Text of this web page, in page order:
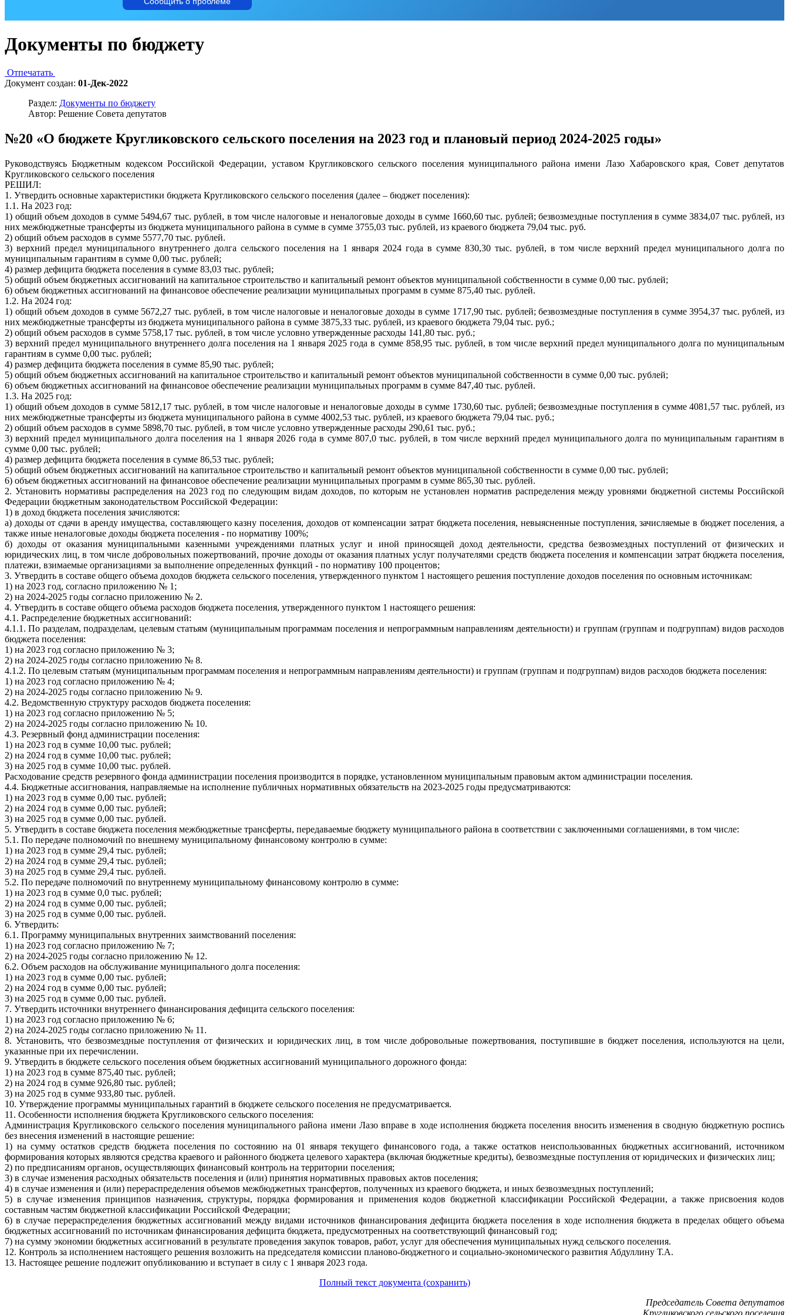
Документы по бюджету
Отпечатать
Документ создан: 01-Дек-2022
Раздел: Документы по бюджету
Автор: Решение Совета депутатов
№20 «О бюджете Кругликовского сельского поселения на 2023 год и плановый период 2024-2025 годы»
Руководствуясь Бюджетным кодексом Российской Федерации, уставом Кругликовского сельского поселения муниципального района имени Лазо Хабаровского края, Совет депутатов
Кругликовского сельского поселения
РЕШИЛ:
1. Утвердить основные характеристики бюджета Кругликовского сельского поселения (далее – бюджет поселения):
1.1. На 2023 год:
1) общий объем доходов в сумме 5494,67 тыс. рублей, в том числе налоговые и неналоговые доходы в сумме 1660,60 тыс. рублей; безвозмездные поступления в сумме 3834,07 тыс. рублей, из
них межбюджетные трансферты из бюджета муниципального района в сумме в сумме 3755,03 тыс. рублей, из краевого бюджета 79,04 тыс. руб.
2) общий объем расходов в сумме 5577,70 тыс. рублей.
3) верхний предел муниципального внутреннего долга сельского поселения на 1 января 2024 года в сумме 830,30 тыс. рублей, в том числе верхний предел муниципального долга по
муниципальным гарантиям в сумме 0,00 тыс. рублей;
4) размер дефицита бюджета поселения в сумме 83,03 тыс. рублей;
5) общий объем бюджетных ассигнований на капитальное строительство и капитальный ремонт объектов муниципальной собственности в сумме 0,00 тыс. рублей;
6) объем бюджетных ассигнований на финансовое обеспечение реализации муниципальных программ в сумме 875,40 тыс. рублей.
1.2. На 2024 год:
1) общий объем доходов в сумме 5672,27 тыс. рублей, в том числе налоговые и неналоговые доходы в сумме 1717,90 тыс. рублей; безвозмездные поступления в сумме 3954,37 тыс. рублей, из
них межбюджетные трансферты из бюджета муниципального района в сумме 3875,33 тыс. рублей, из краевого бюджета 79,04 тыс. руб.;
2) общий объем расходов в сумме 5758,17 тыс. рублей, в том числе условно утвержденные расходы 141,80 тыс. руб.;
3) верхний предел муниципального внутреннего долга поселения на 1 января 2025 года в сумме 858,95 тыс. рублей, в том числе верхний предел муниципального долга по муниципальным
гарантиям в сумме 0,00 тыс. рублей;
4) размер дефицита бюджета поселения в сумме 85,90 тыс. рублей;
5) общий объем бюджетных ассигнований на капитальное строительство и капитальный ремонт объектов муниципальной собственности в сумме 0,00 тыс. рублей;
6) объем бюджетных ассигнований на финансовое обеспечение реализации муниципальных программ в сумме 847,40 тыс. рублей.
1.3. На 2025 год:
1) общий объем доходов в сумме 5812,17 тыс. рублей, в том числе налоговые и неналоговые доходы в сумме 1730,60 тыс. рублей; безвозмездные поступления в сумме 4081,57 тыс. рублей, из
них межбюджетные трансферты из бюджета муниципального района в сумме 4002,53 тыс. рублей, из краевого бюджета 79,04 тыс. руб.;
2) общий объем расходов в сумме 5898,70 тыс. рублей, в том числе условно утвержденные расходы 290,61 тыс. руб.;
3) верхний предел муниципального долга поселения на 1 января 2026 года в сумме 807,0 тыс. рублей, в том числе верхний предел муниципального долга по муниципальным гарантиям в
сумме 0,00 тыс. рублей;
4) размер дефицита бюджета поселения в сумме 86,53 тыс. рублей;
5) общий объем бюджетных ассигнований на капитальное строительство и капитальный ремонт объектов муниципальной собственности в сумме 0,00 тыс. рублей;
6) объем бюджетных ассигнований на финансовое обеспечение реализации муниципальных программ в сумме 865,30 тыс. рублей.
2. Установить нормативы распределения на 2023 год по следующим видам доходов, по которым не установлен норматив распределения между уровнями бюджетной системы Российской
Федерации бюджетным законодательством Российской Федерации:
1) в доход бюджета поселения зачисляются:
а) доходы от сдачи в аренду имущества, составляющего казну поселения, доходов от компенсации затрат бюджета поселения, невыясненные поступления, зачисляемые в бюджет поселения, а
также иные неналоговые доходы бюджета поселения - по нормативу 100%;
б) доходы от оказания муниципальными казенными учреждениями платных услуг и иной приносящей доход деятельности, средства безвозмездных поступлений от физических и
юридических лиц, в том числе добровольных пожертвований, прочие доходы от оказания платных услуг получателями средств бюджета поселения и компенсации затрат бюджета поселения,
платежи, взимаемые организациями за выполнение определенных функций - по нормативу 100 процентов;
3. Утвердить в составе общего объема доходов бюджета сельского поселения, утвержденного пунктом 1 настоящего решения поступление доходов поселения по основным источникам:
1) на 2023 год, согласно приложению № 1;
2) на 2024-2025 годы согласно приложению № 2.
4. Утвердить в составе общего объема расходов бюджета поселения, утвержденного пунктом 1 настоящего решения:
4.1. Распределение бюджетных ассигнований:
4.1.1. По разделам, подразделам, целевым статьям (муниципальным программам поселения и непрограммным направлениям деятельности) и группам (группам и подгруппам) видов расходов
бюджета поселения:
1) на 2023 год согласно приложению № 3;
2) на 2024-2025 годы согласно приложению № 8.
4.1.2. По целевым статьям (муниципальным программам поселения и непрограммным направлениям деятельности) и группам (группам и подгруппам) видов расходов бюджета поселения:
1) на 2023 год согласно приложению № 4;
2) на 2024-2025 годы согласно приложению № 9.
4.2. Ведомственную структуру расходов бюджета поселения:
1) на 2023 год согласно приложению № 5;
2) на 2024-2025 годы согласно приложению № 10.
4.3. Резервный фонд администрации поселения:
1) на 2023 год в сумме 10,00 тыс. рублей;
2) на 2024 год в сумме 10,00 тыс. рублей;
3) на 2025 год в сумме 10,00 тыс. рублей.
Расходование средств резервного фонда администрации поселения производится в порядке, установленном муниципальным правовым актом администрации поселения.
4.4. Бюджетные ассигнования, направляемые на исполнение публичных нормативных обязательств на 2023-2025 годы предусматриваются:
1) на 2023 год в сумме 0,00 тыс. рублей;
2) на 2024 год в сумме 0,00 тыс. рублей;
3) на 2025 год в сумме 0,00 тыс. рублей.
5. Утвердить в составе бюджета поселения межбюджетные трансферты, передаваемые бюджету муниципального района в соответствии с заключенными соглашениями, в том числе:
5.1. По передаче полномочий по внешнему муниципальному финансовому контролю в сумме:
1) на 2023 год в сумме 29,4 тыс. рублей;
2) на 2024 год в сумме 29,4 тыс. рублей;
3) на 2025 год в сумме 29,4 тыс. рублей.
5.2. По передаче полномочий по внутреннему муниципальному финансовому контролю в сумме:
1) на 2023 год в сумме 0,0 тыс. рублей;
2) на 2024 год в сумме 0,00 тыс. рублей;
3) на 2025 год в сумме 0,00 тыс. рублей.
6. Утвердить:
6.1. Программу муниципальных внутренних заимствований поселения:
1) на 2023 год согласно приложению № 7;
2) на 2024-2025 годы согласно приложению № 12.
6.2. Объем расходов на обслуживание муниципального долга поселения:
1) на 2023 год в сумме 0,00 тыс. рублей;
2) на 2024 год в сумме 0,00 тыс. рублей;
3) на 2025 год в сумме 0,00 тыс. рублей.
7. Утвердить источники внутреннего финансирования дефицита сельского поселения:
1) на 2023 год согласно приложению № 6;
2) на 2024-2025 годы согласно приложению № 11.
8. Установить, что безвозмездные поступления от физических и юридических лиц, в том числе добровольные пожертвования, поступившие в бюджет поселения, используются на цели,
указанные при их перечислении.
9. Утвердить в бюджете сельского поселения объем бюджетных ассигнований муниципального дорожного фонда:
1) на 2023 год в сумме 875,40 тыс. рублей;
2) на 2024 год в сумме 926,80 тыс. рублей;
3) на 2025 год в сумме 933,80 тыс. рублей.
10. Утверждение программы муниципальных гарантий в бюджете сельского поселения не предусматривается.
11. Особенности исполнения бюджета Кругликовского сельского поселения:
Администрация Кругликовского сельского поселения муниципального района имени Лазо вправе в ходе исполнения бюджета поселения вносить изменения в сводную бюджетную роспись
без внесения изменений в настоящие решение:
1) на сумму остатков средств бюджета поселения по состоянию на 01 января текущего финансового года, а также остатков неиспользованных бюджетных ассигнований, источником
формирования которых являются средства краевого и районного бюджета целевого характера (включая бюджетные кредиты), безвозмездные поступления от юридических и физических лиц;
2) по предписаниям органов, осуществляющих финансовый контроль на территории поселения;
3) в случае изменения расходных обязательств поселения и (или) принятия нормативных правовых актов поселения;
4) в случае изменения и (или) перераспределения объемов межбюджетных трансфертов, полученных из краевого бюджета, и иных безвозмездных поступлений;
5) в случае изменения принципов назначения, структуры, порядка формирования и применения кодов бюджетной классификации Российской Федерации, а также присвоения кодов
составным частям бюджетной классификации Российской Федерации;
6) в случае перераспределения бюджетных ассигнований между видами источников финансирования дефицита бюджета поселения в ходе исполнения бюджета в пределах общего объема
бюджетных ассигнований по источникам финансирования дефицита бюджета, предусмотренных на соответствующий финансовый год;
7) на сумму экономии бюджетных ассигнований в результате проведения закупок товаров, работ, услуг для обеспечения муниципальных нужд сельского поселения.
12. Контроль за исполнением настоящего решения возложить на председателя комиссии планово-бюджетного и социально-экономического развития Абдуллину Т.А.
13. Настоящее решение подлежит опубликованию и вступает в силу с 1 января 2023 года.
Полный текст документа (сохранить)
Председатель Совета депутатов